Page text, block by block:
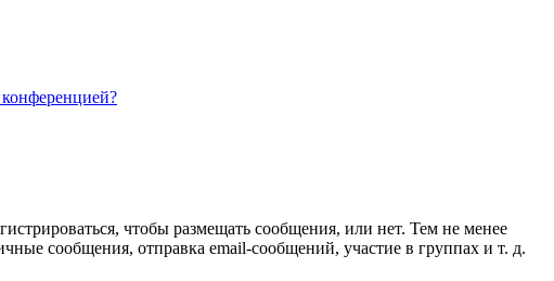
чтобы размещать сообщения, или нет. Тем не менее
сообщения, отправка email-сообщений, участие в группах и т. д.